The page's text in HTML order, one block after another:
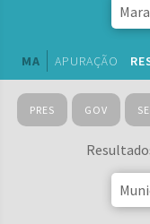
MA APURAÇÃO
PRES GOV